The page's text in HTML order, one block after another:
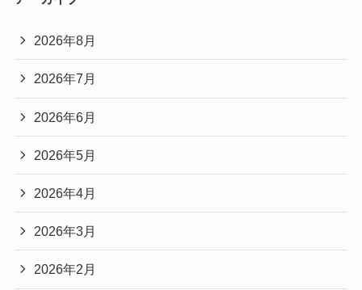
2026年8月
2026年7月
2026年6月
2026年5月
2026年4月
2026年3月
2026年2月